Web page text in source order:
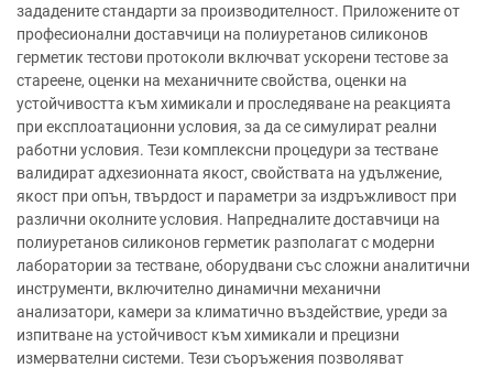
зададените стандарти за производителност. Приложените от
професионални доставчици на полиуретанов силиконов
герметик тестови протоколи включват ускорени тестове за
стареене, оценки на механичните свойства, оценки на
устойчивостта към химикали и проследяване на реакцията
при експлоатационни условия, за да се симулират реални
работни условия. Тези комплексни процедури за тестване
валидират адхезионната якост, свойствата на удължение,
якост при опън, твърдост и параметри за издръжливост при
различни околните условия. Напредналите доставчици на
полиуретанов силиконов герметик разполагат с модерни
лаборатории за тестване, оборудвани със сложни аналитични
инструменти, включително динамични механични
анализатори, камери за климатично въздействие, уреди за
изпитване на устойчивост към химикали и прецизни
измервателни системи. Тези съоръжения позволяват